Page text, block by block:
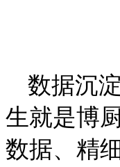
数据沉淀
生就是博厨
数据、